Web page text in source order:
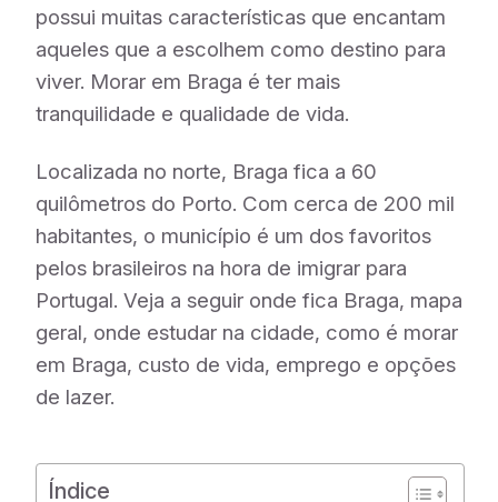
possui muitas características que encantam
aqueles que a escolhem como destino para
viver. Morar em Braga é ter mais
tranquilidade e qualidade de vida.
Localizada no norte, Braga fica a 60
quilômetros do Porto. Com cerca de 200 mil
habitantes, o município é um dos favoritos
pelos brasileiros na hora de imigrar para
Portugal. Veja a seguir onde fica Braga, mapa
geral, onde estudar na cidade, como é morar
em Braga, custo de vida, emprego e opções
de lazer.
Índice